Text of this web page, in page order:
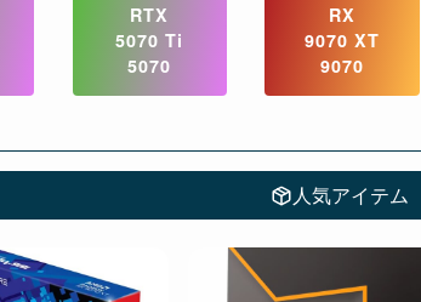
RTX
5070 Ti
5070
RX
9070 XT
9070
人気アイテム